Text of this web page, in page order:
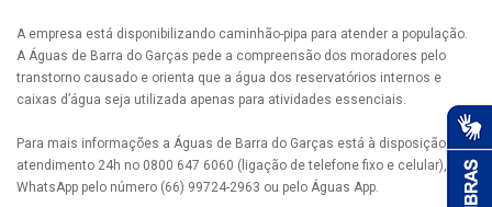
A empresa está disponibilizando caminhão-pipa para atender a população.
A Águas de Barra do Garças pede a compreensão dos moradores pelo
transtorno causado e orienta que a água dos reservatórios internos e
caixas d’água seja utilizada apenas para atividades essenciais.
Para mais informações a Águas de Barra do Garças está à disposição pelo
atendimento 24h no 0800 647 6060 (ligação de telefone fixo e celular), via
WhatsApp pelo número (66) 99724-2963 ou pelo Águas App.